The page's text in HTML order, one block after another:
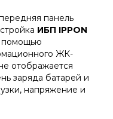
панель
ИБП IPPON
помощью
ЖК-
отображается
заряда батарей и
напряжение и